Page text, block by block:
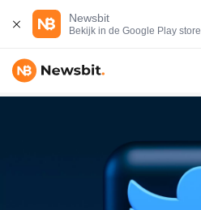
Newsbit
Bekijk in de Google Play store